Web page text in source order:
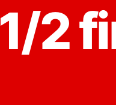
1/2